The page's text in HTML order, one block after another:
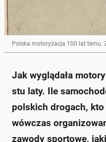
Polska motoryzacja 100 lat temu.
Jak wyglądała
stu laty. Ile
polskich drogach,
wówczas
zawody sportowe,